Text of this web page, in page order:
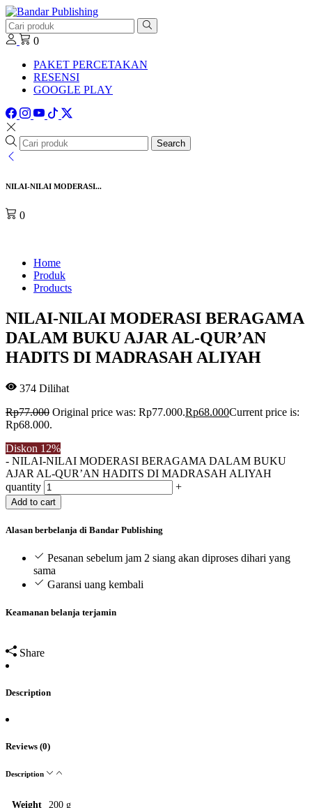
0
PAKET PERCETAKAN
RESENSI
GOOGLE PLAY
Search
NILAI-NILAI MODERASI...
0
Home
Produk
Products
NILAI-NILAI MODERASI BERAGAMA
DALAM BUKU AJAR AL-QUR’AN
HADITS DI MADRASAH ALIYAH
374 Dilihat
Rp77.000 Original price was: Rp77.000.Rp68.000Current price is:
Rp68.000.
Diskon 12%
- NILAI-NILAI MODERASI BERAGAMA DALAM BUKU
AJAR AL-QUR’AN HADITS DI MADRASAH ALIYAH
quantity
+
Add to cart
Alasan berbelanja di Bandar Publishing
Pesanan sebelum jam 2 siang akan diproses dihari yang
sama
Garansi uang kembali
Keamanan belanja terjamin
Share
Description
Reviews (0)
Description
Weight
200 g